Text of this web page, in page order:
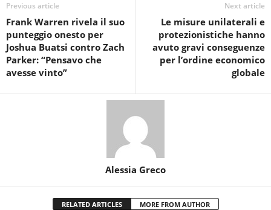
Previous article
Frank Warren rivela il suo
punteggio onesto per
Joshua Buatsi contro Zach
Parker: “Pensavo che
avesse vinto”
Next article
Le misure unilaterali e
protezionistiche hanno
avuto gravi conseguenze
per l’ordine economico
globale
Alessia Greco
RELATED ARTICLES MORE FROM AUTHOR